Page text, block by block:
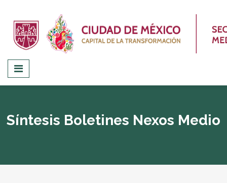
Síntesis Boletines Nexos Medio